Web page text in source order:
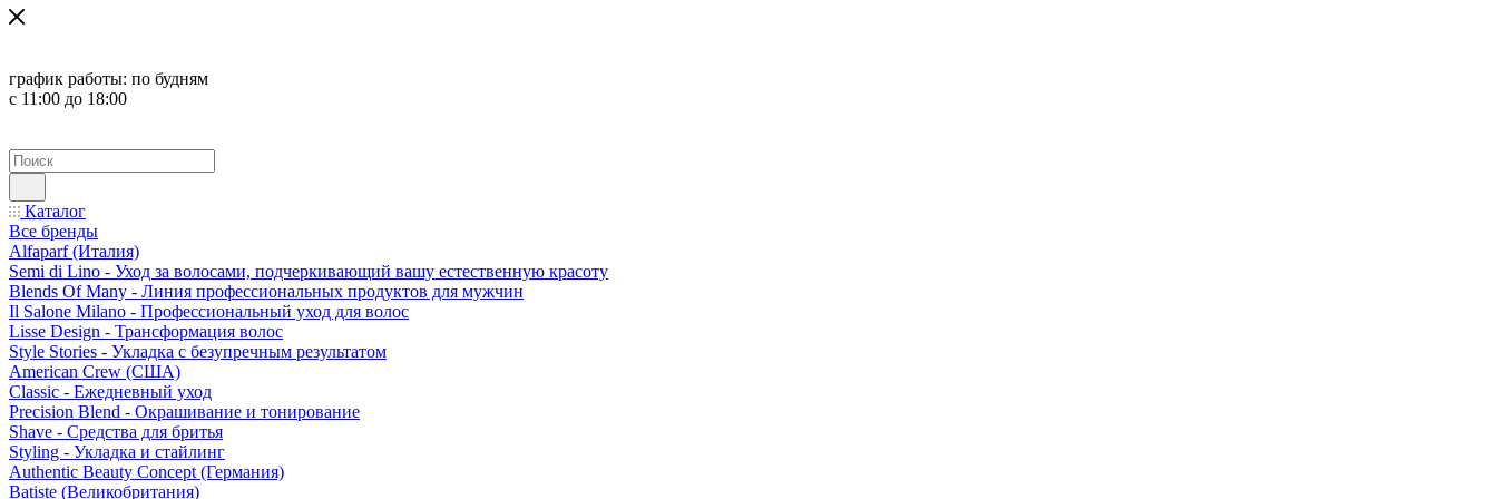
график работы: по будням
с 11:00 до 18:00
Каталог
Все бренды
Alfaparf (Италия)
Semi di Lino - Уход за волосами, подчеркивающий вашу естественную красоту
Blends Of Many - Линия профессиональных продуктов для мужчин
Il Salone Milano - Профессиональный уход для волос
Lisse Design - Трансформация волос
Style Stories - Укладка с безупречным результатом
American Crew (США)
Classic - Ежедневный уход
Precision Blend - Окрашивание и тонирование
Shave - Средства для бритья
Styling - Укладка и стайлинг
Authentic Beauty Concept (Германия)
Batiste (Великобритания)